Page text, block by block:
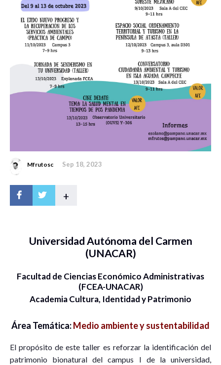
Mfrutosc Sep 18, 2023
+
Universidad Autónoma del Carmen
(UNACAR)
Facultad de Ciencias Económico Administrativas
(FCEA-UNACAR)
Academia Cultura, Identidad y Patrimonio
Área Temática:Medio ambiente y sustentabilidad
El propósito de este taller es reforzar la identificación del
patrimonio bionatural del campus I de la universidad,